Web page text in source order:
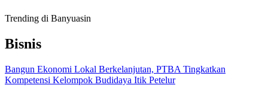
Trending di Banyuasin
Bisnis
Bangun Ekonomi Lokal Berkelanjutan, PTBA Tingkatkan
Kompetensi Kelompok Budidaya Itik Petelur